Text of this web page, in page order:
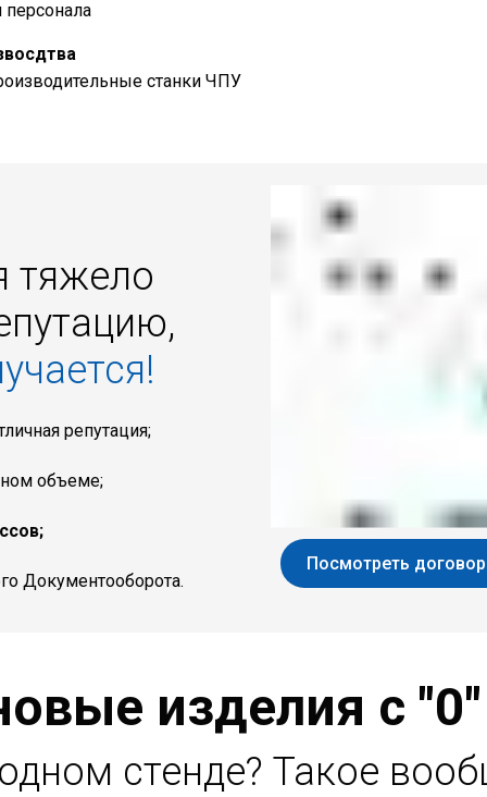
станки ЧПУ
тяжело
репутация;
объеме;
Документооборота.
Посмотреть договор
изделия с "0"
стенде? Такое